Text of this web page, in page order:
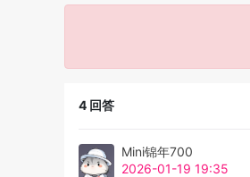
4 回答
Mini锦年700
2026-01-19 19:35